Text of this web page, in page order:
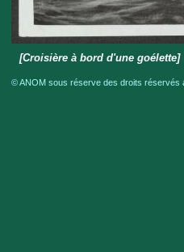
[Croisière à bord d'une goélette]
© ANOM sous réserve des droits réservés